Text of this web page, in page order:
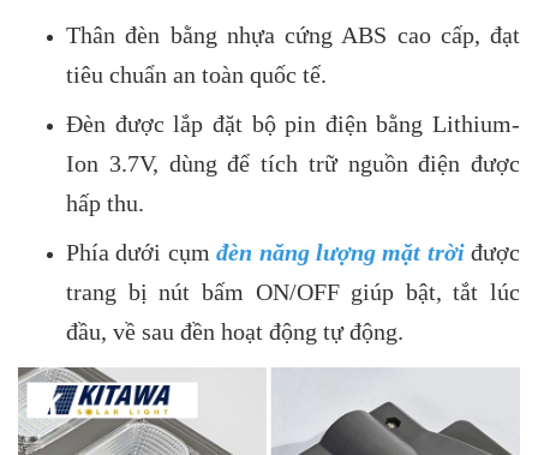
Thân đèn bằng nhựa cứng ABS cao cấp, đạt
tiêu chuẩn an toàn quốc tế.
Đèn được lắp đặt bộ pin điện bằng Lithium-
Ion 3.7V, dùng để tích trữ nguồn điện được
hấp thu.
Phía dưới cụmđèn năng lượng mặt trờiđược
trang bị nút bấm ON/OFF giúp bật, tắt lúc
đầu, về sau đền hoạt động tự động.